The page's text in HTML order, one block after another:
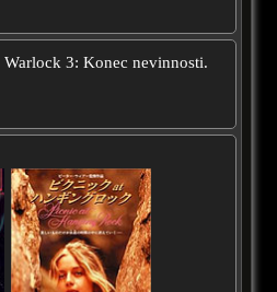
Warlock 3: Konec nevinnosti.